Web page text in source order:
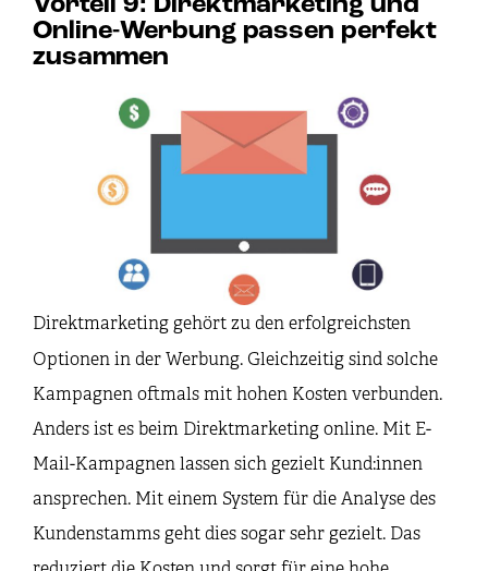
Online-Werbung passen perfekt
zusammen
Direktmarketing gehört zu den erfolgreichsten
Optionen in der Werbung. Gleichzeitig sind solche
Kampagnen oftmals mit hohen Kosten verbunden.
Anders ist es beim Direktmarketing online. Mit E-
Mail-Kampagnen lassen sich gezielt Kund:innen
ansprechen. Mit einem System für die Analyse des
Kundenstamms geht dies sogar sehr gezielt. Das